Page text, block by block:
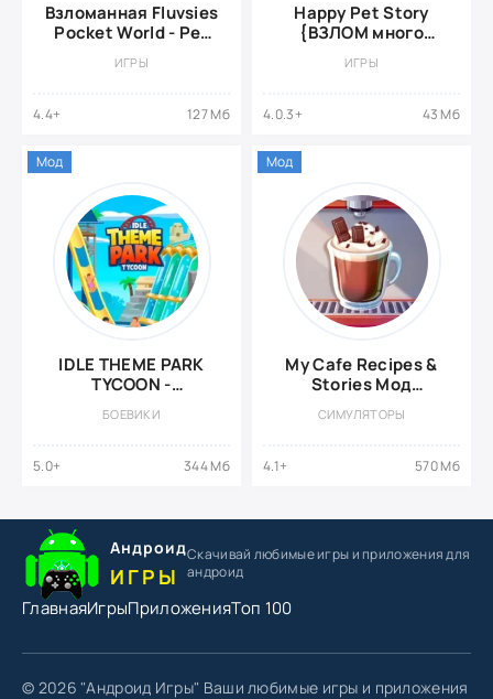
Взломанная Fluvsies
Pocket World - Pet
ИГРЫ
4.4+ 127 Мб
Happy Pet Story
{ВЗЛОМ много
ИГРЫ
4.0.3+ 43 Мб
IDLE THEME PARK
TYCOON -
{ВЗЛОМ:
БОЕВИКИ
5.0+ 344 Мб
Мод
My Cafe Recipes &
Stories Мод
Скорость}
СИМУЛЯТОРЫ
4.1+ 570 Мб
Мод
Андроид
ИГРЫ
Скачивай любимые игрыи приложения для
андроид
ГлавнаяИгрыПриложенияТоп 100
© 2026 "Андроид Игры" Ваши любимые игры и приложения